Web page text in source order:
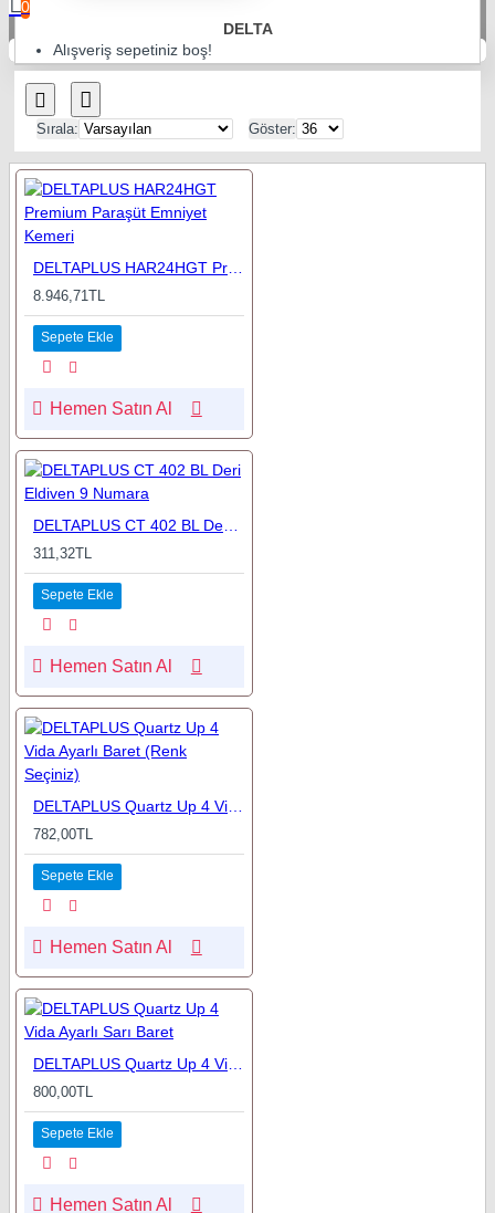
0
Alışveriş sepetiniz boş!
DELTA
Sırala: Göster:
8.946,71TL
Sepete Ekle
Hemen Satın Al
311,32TL
Sepete Ekle
Hemen Satın Al
782,00TL
Sepete Ekle
Hemen Satın Al
800,00TL
Sepete Ekle
Hemen Satın Al